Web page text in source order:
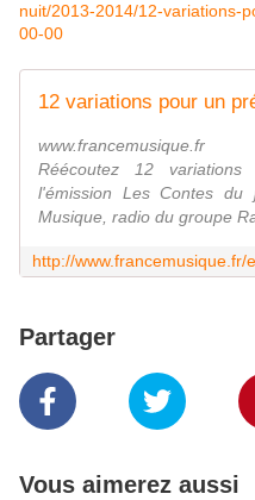
nuit/2013-2014/12-variations-
00-00
12 variations pour un
www.francemusique.fr
Réécoutez 12
l'émission Les Contes
Musique, radio du groupe
Partager
Vous aimerez aussi